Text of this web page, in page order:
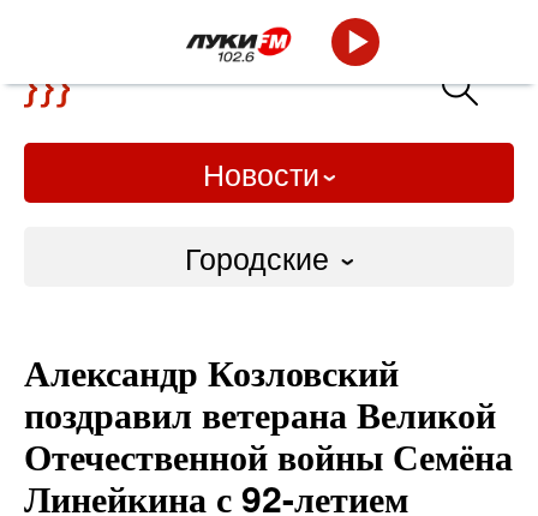
Новости
Городские
Слово Дело
Народные
ВТРК
Александр Козловский
поздравил ветерана Великой
Отечественной войны Семёна
Линейкина с 92-летием